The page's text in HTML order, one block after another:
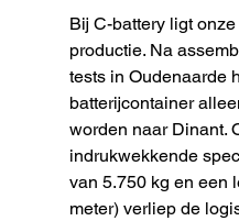
Bij C-battery ligt
productie. Na
tests in Oudenaarde
batterijcontainer
worden naar Dinant.
indrukwekkende
van 5.750 kg en een
meter) verliep de